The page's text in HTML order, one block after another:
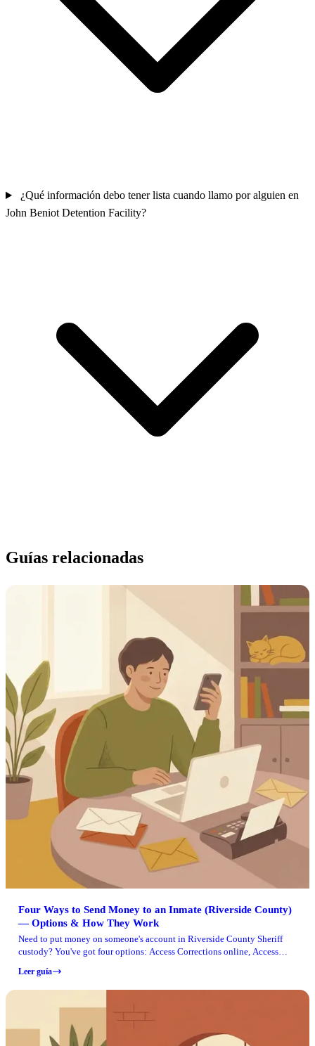
¿Qué información debo tener lista cuando llamo por alguien en
John Beniot Detention Facility?
Guías relacionadas
Four Ways to Send Money to an Inmate (Riverside County)
— Options & How They Work
Need to put money on someone's account in Riverside County Sheriff
custody? You've got four options: Access Corrections online, Access
Money Order sent by mail. Which one works best depends on what you
have on hand—card, cash, or money order—and how fast you need the
Leer guía